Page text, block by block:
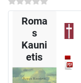
Roma
s
Kauni
etis